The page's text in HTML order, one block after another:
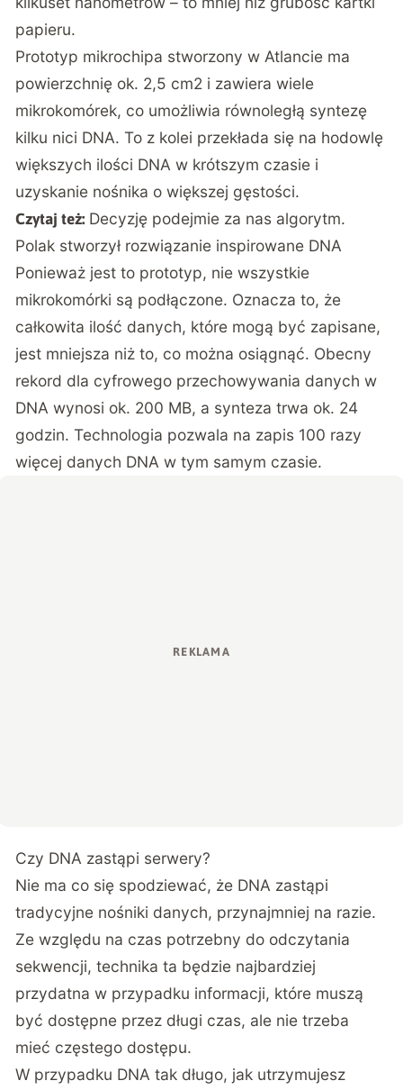
papieru.
Prototyp mikrochipa stworzony w Atlancie ma
powierzchnię ok. 2,5 cm2 i zawiera wiele
mikrokomórek, co umożliwia równoległą syntezę
kilku nici DNA. To z kolei przekłada się na hodowlę
większych ilości DNA w krótszym czasie i
uzyskanie nośnika o większej gęstości.
Czytaj też: Decyzję podejmie za nas algorytm.
Polak stworzył rozwiązanie inspirowane DNA
Ponieważ jest to prototyp, nie wszystkie
mikrokomórki są podłączone. Oznacza to, że
całkowita ilość danych, które mogą być zapisane,
jest mniejsza niż to, co można osiągnąć. Obecny
rekord dla cyfrowego przechowywania danych w
DNA wynosi ok. 200 MB, a synteza trwa ok. 24
godzin. Technologia pozwala na zapis 100 razy
więcej danych DNA w tym samym czasie.
Czy DNA zastąpi serwery?
Nie ma co się spodziewać, że DNA zastąpi
tradycyjne nośniki danych, przynajmniej na razie.
Ze względu na czas potrzebny do odczytania
sekwencji, technika ta będzie najbardziej
przydatna w przypadku informacji, które muszą
być dostępne przez długi czas, ale nie trzeba
mieć częstego dostępu.
W przypadku DNA tak długo, jak utrzymujesz